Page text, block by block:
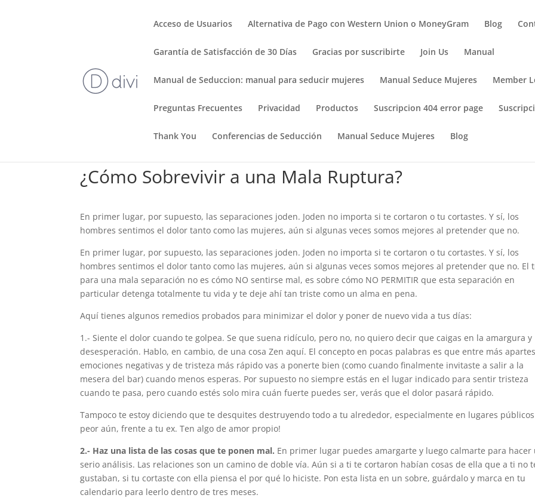
Acceso de Usuarios Alternativa de Pago con Western Union o MoneyGram Blog
Garantía de Satisfacción de 30 Días Gracias por suscribirte Join Us Manual
Manual de Seduccion: manual para seducir mujeres Manual Seduce Mujeres Member
Preguntas Frecuentes Privacidad Productos Suscripcion 404 error page
Thank You Conferencias de Seducción Manual Seduce Mujeres Blog
¿Cómo Sobrevivir a una Mala Ruptura?
En primer lugar, por supuesto, las separaciones joden. Joden no importa si te cortaron o tu cortastes. Y sí, los
hombres sentimos el dolor tanto como las mujeres, aún si algunas veces somos mejores al pretender que no.
En primer lugar, por supuesto, las separaciones joden. Joden no importa si te cortaron o tu cortastes. Y sí, los
hombres sentimos el dolor tanto como las mujeres, aún si algunas veces somos mejores al pretender que no. El
para una mala separación no es cómo NO sentirse mal, es sobre cómo NO PERMITIR que esta separación en
particular detenga totalmente tu vida y te deje ahí tan triste como un alma en pena.
Aquí tienes algunos remedios probados para minimizar el dolor y poner de nuevo vida a tus días:
1.- Siente el dolor cuando te golpea. Se que suena ridículo, pero no, no quiero decir que caigas en la amargura y
desesperación. Hablo, en cambio, de una cosa Zen aquí. El concepto en pocas palabras es que entre más
emociones negativas y de tristeza más rápido vas a ponerte bien (como cuando finalmente invitaste a salir a la
mesera del bar) cuando menos esperas. Por supuesto no siempre estás en el lugar indicado para sentir tristeza
cuando te pasa, pero cuando estés solo mira cuán fuerte puedes ser, verás que el dolor pasará rápido.
Tampoco te estoy diciendo que te desquites destruyendo todo a tu alrededor, especialmente en lugares
peor aún, frente a tu ex. Ten algo de amor propio!
2.- Haz una lista de las cosas que te ponen mal. En primer lugar puedes amargarte y luego calmarte para hacer
serio análisis. Las relaciones son un camino de doble vía. Aún si a ti te cortaron habían cosas de ella que a ti no
gustaban, si tu cortaste con ella piensa el por qué lo hiciste. Pon esta lista en un sobre, guárdalo y marca en tu
calendario para leerlo dentro de tres meses.